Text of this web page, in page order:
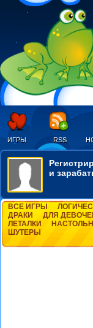
ИГРЫ RSS
и
ВСЕ ИГРЫ
ДРАКИ
ДЛЯ
ЛЕТАЛКИ
ШУТЕРЫ